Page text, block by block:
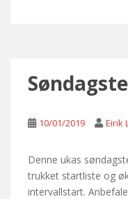
10/01/2019 Eirik
Denne ukas
trukket startliste og
intervallstart.